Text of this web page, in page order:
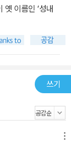
옛 이름인 ‘성내
쓰기